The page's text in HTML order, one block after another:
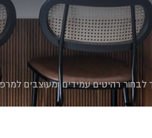
לבחור רהיטים עמידים ומעוצבים